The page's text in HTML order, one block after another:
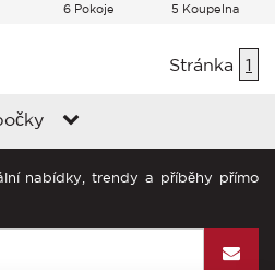
6 Pokoje 5 Koupelna
Stránka 1
nabídky, trendy a příběhy přímo